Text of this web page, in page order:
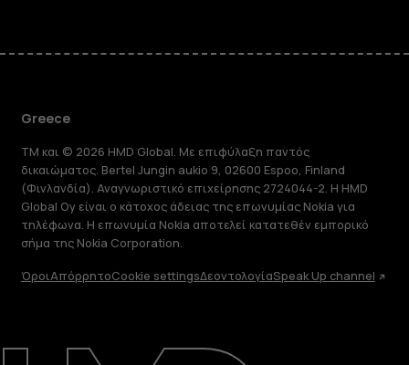
Επισκευή, επαναχρησιμοποίηση,
Greece
TM και © 2026 HMD Global. Με επιφύλαξη παντός
δικαιώματος. Bertel Jungin aukio 9, 02600 Espoo, Finland
(Φινλανδία). Αναγνωριστικό επιχείρησης 2724044-2. Η HMD
Global Oy είναι ο κάτοχος άδειας της επωνυμίας Nokia για
τηλέφωνα. Η επωνυμία Nokia αποτελεί κατατεθέν εμπορικό
σήμα της Nokia Corporation.
ΌροιΑπόρρητοCookie settingsΔεοντολογίαSpeak Up channel